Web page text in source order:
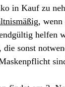
in Kauf zu
, wenn
helfen
sonst